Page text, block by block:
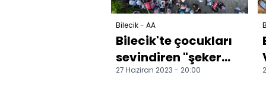
Bilecik - AA
Bilecik'te çocukları
sevindiren "şeker
atma" geleneği 6
27 Haziran 2023 - 20:00